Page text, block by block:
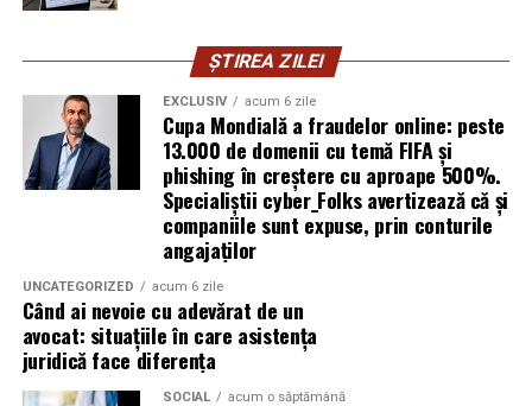
informările din ultima lună amenințările asociate
turneului, de la fraude online și furtul datelor până la
operațiuni de dezinformare.
Avertismentele publice s-au concentrat în principal
asupra fanilor și infrastructurii orașelor gazdă, însă
specialiștii atrag atenția că firmele pot fi afectate
inclusiv atunci când nu au nicio legătură directă cu
industria sportului, turismului sau vânzarea de bilete.
Atacurile sunt mai eficiente în contextul
evenimentelor globale
ȘTIREA ZILEI
EXCLUSIV acum 6 zile
Cupa Mondială a fraudelor online: peste
13.000 de domenii cu temă FIFA și
phishing în creștere cu aproape 500%.
Specialiștii cyber_Folks avertizează că și
companiile sunt expuse, prin conturile
angajaților
UNCATEGORIZED acum 6 zile
Când ai nevoie cu adevărat de un
avocat: situațiile în care asistența
juridică face diferența
SOCIAL acum o săptămână